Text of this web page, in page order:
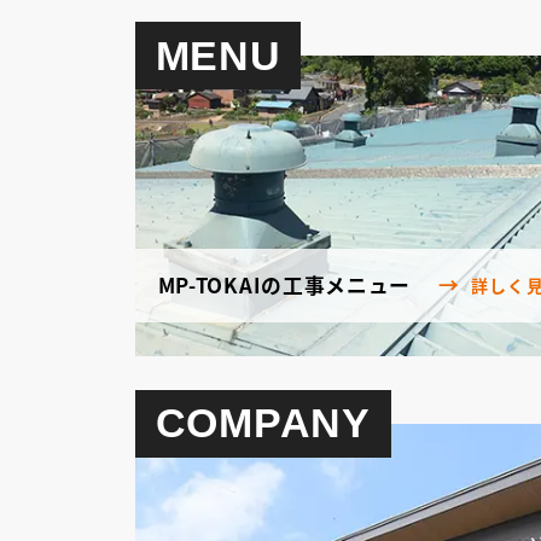
MENU
MP-TOKAIの工事メニュー 詳しく
COMPANY